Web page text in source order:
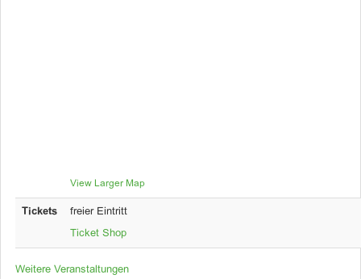
View Larger Map
Tickets freier Eintritt
Ticket Shop
Weitere Veranstaltungen